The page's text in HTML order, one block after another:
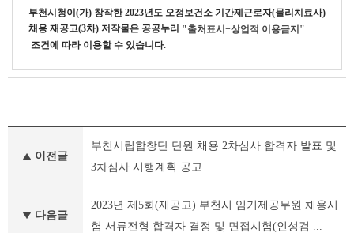
부천시청이(가) 창작한2023년도 오정보건소 기간제근로자(물리치료사)
채용 재공고(3차) 저작물은 공공누리 "출처표시+상업적 이용금지"
조건에 따라 이용할 수 있습니다.
이전글
부천시립합창단 단원 채용 2차심사 합격자 발표 및
3차심사 시행계획 공고
다음글
2023년 제5회(재공고) 부천시 임기제공무원 채용시
험 서류전형 합격자 결정 및 면접시험(인성검 ...